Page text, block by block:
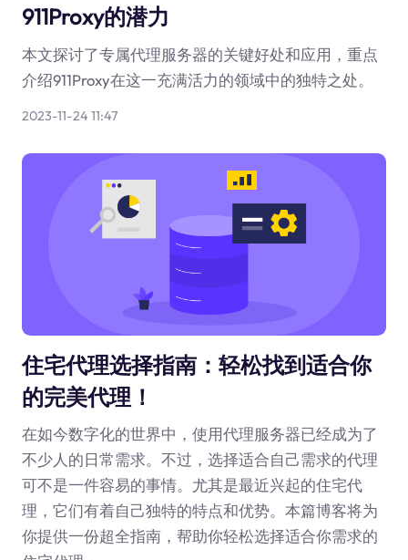
911Proxy的潜力
本文探讨了专属代理服务器的关键好处和应用，重点
介绍911Proxy在这一充满活力的领域中的独特之处。
2023-11-24 11:47
住宅代理选择指南：轻松找到适合你
的完美代理！
在如今数字化的世界中，使用代理服务器已经成为了
不少人的日常需求。不过，选择适合自己需求的代理
可不是一件容易的事情。尤其是最近兴起的住宅代
理，它们有着自己独特的特点和优势。本篇博客将为
你提供一份超全指南，帮助你轻松选择适合你需求的